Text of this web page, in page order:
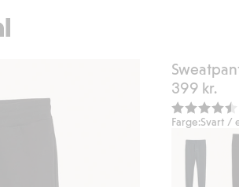
399 kr.
Farge:Svart /